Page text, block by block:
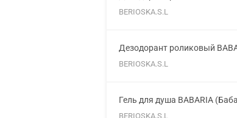
BERIOSKA.S.L
Дезодорант роликовый
BERIOSKA.S.L
Гель для душа BABARIA
BERIOSKA.S.L